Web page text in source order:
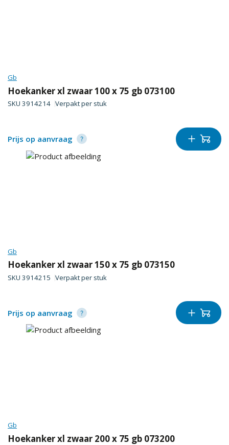
Gb
Hoekanker xl zwaar 100 x 75 gb 073100
SKU 3914214 Verpakt per stuk
Prijs op aanvraag
Gb
Hoekanker xl zwaar 150 x 75 gb 073150
SKU 3914215 Verpakt per stuk
Prijs op aanvraag
Gb
Hoekanker xl zwaar 200 x 75 gb 073200